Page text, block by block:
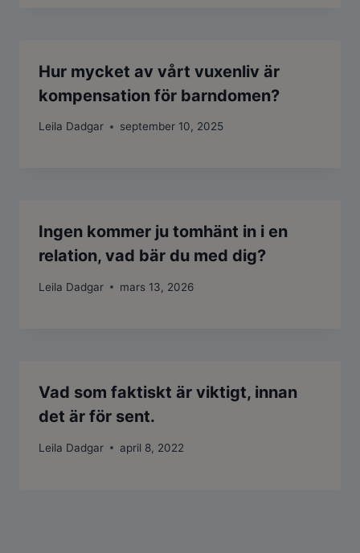
Hur mycket av vårt vuxenliv är
kompensation för barndomen?
Leila Dadgar september 10, 2025
Ingen kommer ju tomhänt in i en
relation, vad bär du med dig?
Leila Dadgar mars 13, 2026
Vad som faktiskt är viktigt, innan
det är för sent.
Leila Dadgar april 8, 2022